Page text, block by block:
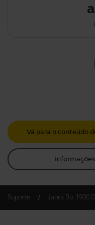
Vá para o conteúdo
Suporte Jabra Biz 1900